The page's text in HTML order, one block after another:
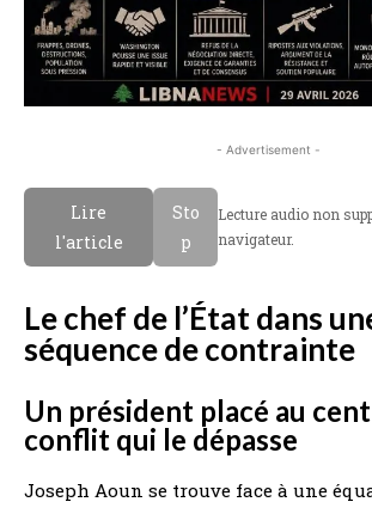
- Advertisement -
Lire
l'article
Sto
p
Lecture audio non
navigateur.
Le chef de l’État dans
séquence de contrainte
Un président placé au
conflit qui le dépasse
Joseph Aoun se trouve face à une